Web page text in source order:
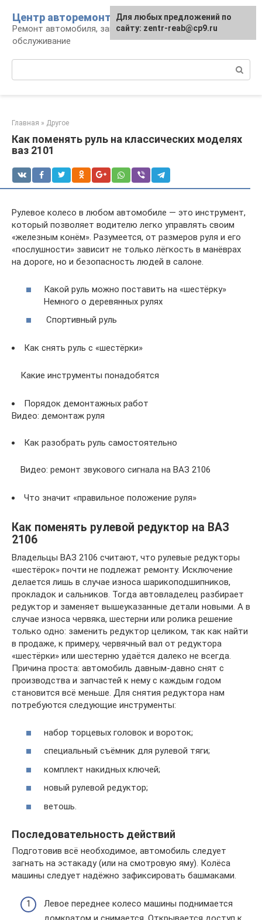
контенту
Центр авторемонта
Ремонт автомобиля, запчасти и
обслуживание
Главная » Другое
Как поменять руль на классических моделях
ваз 2101
Рулевое колесо в любом автомобиле — это инструмент,
который позволяет водителю легко управлять своим
«железным конём». Разумеется, от размеров руля и его
«послушности» зависит не только лёгкость в манёврах
на дороге, но и безопасность людей в салоне.
Какой руль можно поставить на «шестёрку»
Немного о деревянных рулях
Спортивный руль
Как снять руль с «шестёрки»
Какие инструменты понадобятся
Порядок демонтажных работ
Видео: демонтаж руля
Как разобрать руль самостоятельно
Видео: ремонт звукового сигнала на ВАЗ 2106
Что значит «правильное положение руля»
Как поменять рулевой редуктор на ВАЗ
2106
Владельцы ВАЗ 2106 считают, что рулевые редукторы
«шестёрок» почти не подлежат ремонту. Исключение
делается лишь в случае износа шарикоподшипников,
прокладок и сальников. Тогда автовладелец разбирает
редуктор и заменяет вышеуказанные детали новыми. А в
случае износа червяка, шестерни или ролика решение
только одно: заменить редуктор целиком, так как найти
в продаже, к примеру, червячный вал от редуктора
«шестёрки» или шестерню удаётся далеко не всегда.
Причина проста: автомобиль давным-давно снят с
производства и запчастей к нему с каждым годом
становится всё меньше. Для снятия редуктора нам
потребуются следующие инструменты:
набор торцевых головок и вороток;
специальный съёмник для рулевой тяги;
комплект накидных ключей;
новый рулевой редуктор;
ветошь.
Последовательность действий
Подготовив всё необходимое, автомобиль следует
загнать на эстакаду (или на смотровую яму). Колёса
машины следует надёжно зафиксировать башмаками.
Левое переднее колесо машины поднимается
Для любых предложений по
сайту: zentr-reab@cp9.ru